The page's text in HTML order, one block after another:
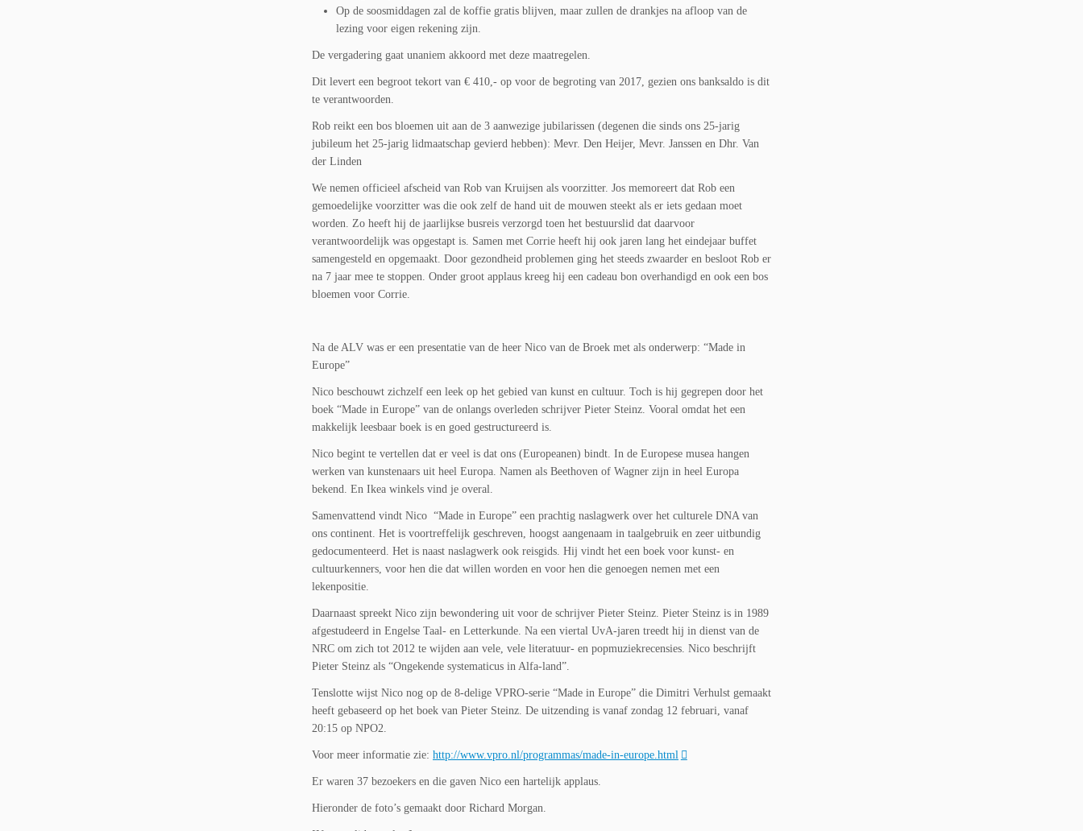
Op de soosmiddagen zal de koffie gratis blijven, maar zullen de drankjes na afloop van de
lezing voor eigen rekening zijn.
De vergadering gaat unaniem akkoord met deze maatregelen.
Dit levert een begroot tekort van € 410,- op voor de begroting van 2017, gezien ons banksaldo is dit
te verantwoorden.
Rob reikt een bos bloemen uit aan de 3 aanwezige jubilarissen (degenen die sinds ons 25-jarig
jubileum het 25-jarig lidmaatschap gevierd hebben): Mevr. Den Heijer, Mevr. Janssen en Dhr. Van
der Linden
We nemen officieel afscheid van Rob van Kruijsen als voorzitter. Jos memoreert dat Rob een
gemoedelijke voorzitter was die ook zelf de hand uit de mouwen steekt als er iets gedaan moet
worden. Zo heeft hij de jaarlijkse busreis verzorgd toen het bestuurslid dat daarvoor
verantwoordelijk was opgestapt is. Samen met Corrie heeft hij ook jaren lang het eindejaar buffet
samengesteld en opgemaakt. Door gezondheid problemen ging het steeds zwaarder en besloot Rob er
na 7 jaar mee te stoppen. Onder groot applaus kreeg hij een cadeau bon overhandigd en ook een bos
bloemen voor Corrie.
Na de ALV was er een presentatie van de heer Nico van de Broek met als onderwerp: “Made in
Europe”
Nico beschouwt zichzelf een leek op het gebied van kunst en cultuur. Toch is hij gegrepen door het
boek “Made in Europe” van de onlangs overleden schrijver Pieter Steinz. Vooral omdat het een
makkelijk leesbaar boek is en goed gestructureerd is.
Nico begint te vertellen dat er veel is dat ons (Europeanen) bindt. In de Europese musea hangen
werken van kunstenaars uit heel Europa. Namen als Beethoven of Wagner zijn in heel Europa
bekend. En Ikea winkels vind je overal.
Samenvattend vindt Nico “Made in Europe” een prachtig naslagwerk over het culturele DNA van
ons continent. Het is voortreffelijk geschreven, hoogst aangenaam in taalgebruik en zeer uitbundig
gedocumenteerd. Het is naast naslagwerk ook reisgids. Hij vindt het een boek voor kunst- en
cultuurkenners, voor hen die dat willen worden en voor hen die genoegen nemen met een
lekenpositie.
Daarnaast spreekt Nico zijn bewondering uit voor de schrijver Pieter Steinz. Pieter Steinz is in 1989
afgestudeerd in Engelse Taal- en Letterkunde. Na een viertal UvA-jaren treedt hij in dienst van de
NRC om zich tot 2012 te wijden aan vele, vele literatuur- en popmuziekrecensies. Nico beschrijft
Pieter Steinz als “Ongekende systematicus in Alfa-land”.
Tenslotte wijst Nico nog op de 8-delige VPRO-serie “Made in Europe” die Dimitri Verhulst gemaakt
heeft gebaseerd op het boek van Pieter Steinz. De uitzending is vanaf zondag 12 februari, vanaf
20:15 op NPO2.
Voor meer informatie zie: http://www.vpro.nl/programmas/made-in-europe.html
Er waren 37 bezoekers en die gaven Nico een hartelijk applaus.
Hieronder de foto’s gemaakt door Richard Morgan.